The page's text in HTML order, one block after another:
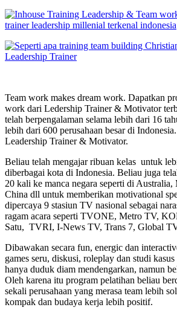
Team work makes dream work. Dapatkan
work dari Ledership Trainer & Motivator
telah berpengalaman selama lebih dari 16
lebih dari 600 perusahaan besar di
Leadership Trainer & Motivator.
Beliau telah mengajar ribuan kelas untuk
diberbagai kota di Indonesia. Beliau juga
20 kali ke manca negara seperti di Australia,
China dll untuk memberikan motivational
dipercaya 9 stasiun TV nasional sebagai
ragam acara seperti TVONE, Metro TV,
Satu, TVRI, I-News TV, Trans 7, Global
Dibawakan secara fun, energic dan
games seru, diskusi, roleplay dan studi
hanya duduk diam mendengarkan, namun
Oleh karena itu program pelatihan beliau
sekali perusahaan yang merasa team lebih
kompak dan budaya kerja lebih positif.